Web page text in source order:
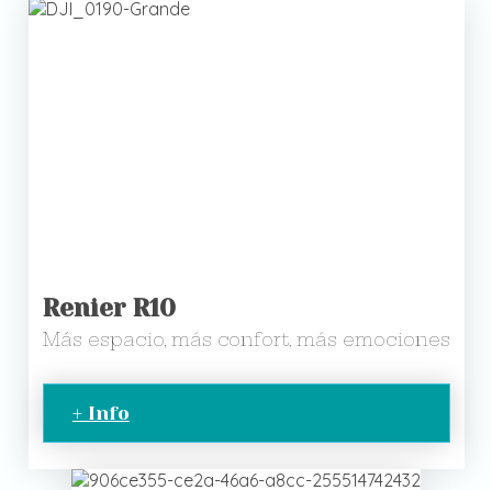
Renier R10
Más espacio, más confort, más emociones
+ Info